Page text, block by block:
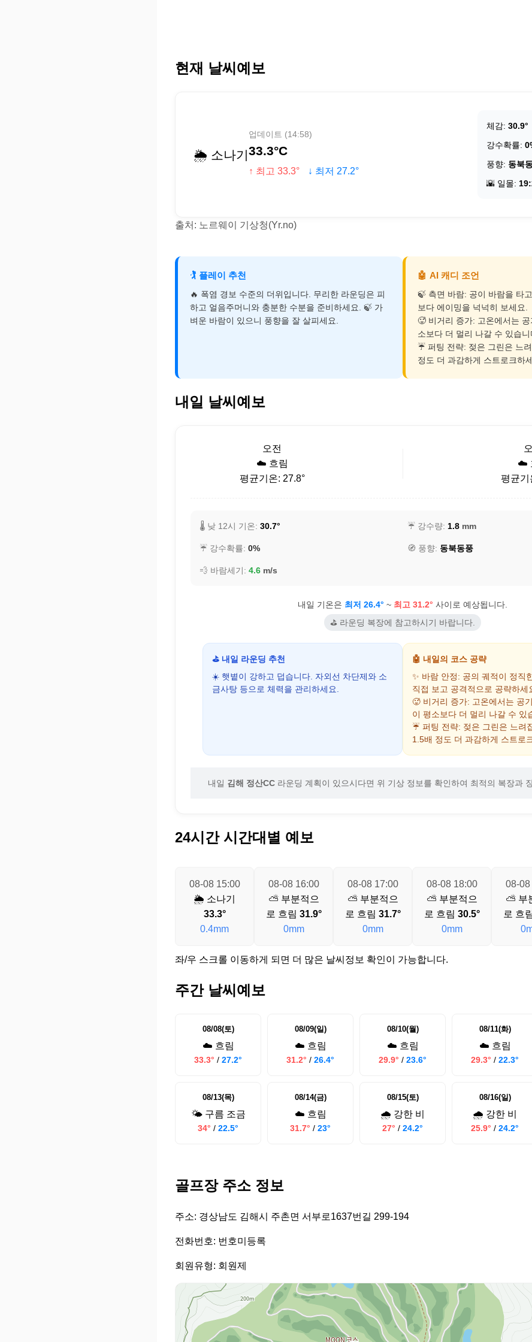
현재 날씨예보
🌦️ 소나기
업데이트 (14:58)
33.3°C
↑ 최고 33.3° ↓ 최저 27.2°
체감: 30.9°
강수확률:
풍향: 동북
🌇 일몰:
출처: 노르웨이 기상청(Yr.no)
🏌️ 플레이 추천
🔥 폭염 경보 수준의 더위입니다. 무리한 라운딩은 피
하고 얼음주머니와 충분한 수분을 준비하세요. 🍃 가
벼운 바람이 있으니 풍향을 잘 살피세요.
🤖 AI 캐디 조언
🍃 측면 바람: 공이 바람을 타
보다 에이밍을 넉넉히 보세요.
🥵 비거리 증가: 고온에서는
소보다 더 멀리 나갈 수 있습니
☔ 퍼팅 전략: 젖은 그린은 느
정도 더 과감하게 스트로크하
내일 날씨예보
오전
☁️ 흐림
평균기온: 27.8°
☁️
평균기
🌡️ 낮 12시 기온: 30.7° ☔ 강수량: 1.8 mm
☔ 강수확률: 0% 🧭 풍향: 동북동풍
💨 바람세기: 4.6 m/s
내일 기온은 최저 26.4° ~ 최고 31.2° 사이로 예상됩니다.
⛳ 라운딩 복장에 참고하시기 바랍니다.
⛳ 내일 라운딩 추천
☀️ 햇볕이 강하고 덥습니다. 자외선 차단제와 소
금사탕 등으로 체력을 관리하세요.
🤖 내일의 코스 공략
✨ 바람 안정: 공의 궤적이 정직
직접 보고 공격적으로 공략하세
🥵 비거리 증가: 고온에서는 공
이 평소보다 더 멀리 나갈 수 있
☔ 퍼팅 전략: 젖은 그린은 느려
1.5배 정도 더 과감하게 스트로
내일 김해 정산CC 라운딩 계획이 있으시다면 위 기상 정보를 확인하여 최적의 복장과
24시간 시간대별 예보
08-08 15:00
🌦️ 소나기
33.3°
0.4mm
08-08 16:00
⛅ 부분적으
로 흐림 31.9°
0mm
08-08 17:00
⛅ 부분적으
로 흐림 31.7°
0mm
08-08 18:00
⛅ 부분적으
로 흐림 30.5°
0mm
08-08
⛅ 부
로 흐
좌/우 스크롤 이동하게 되면 더 많은 날씨정보 확인이 가능합니다.
주간 날씨예보
08/08(토)
☁️ 흐림
33.3° / 27.2°
08/09(일)
☁️ 흐림
31.2° / 26.4°
08/10(월)
☁️ 흐림
29.9° / 23.6°
08/11(화)
☁️ 흐림
29.3° / 22.3°
08/13(목)
🌤️ 구름 조금
34° / 22.5°
08/14(금)
☁️ 흐림
31.7° / 23°
08/15(토)
🌧️ 강한 비
27° / 24.2°
08/16(일)
🌧️ 강한 비
25.9° / 24.2°
골프장 주소 정보
주소: 경상남도 김해시 주촌면 서부로1637번길 299-194
전화번호: 번호미등록
회원유형: 회원제